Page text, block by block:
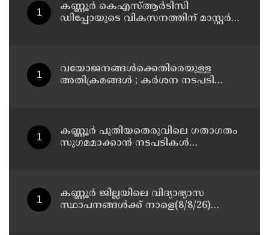
കണ്ണൂർ കെഎസ്ആർടിസി
ഡിപ്പോയുടെ വികസനത്തിന് മാസ്റ്റർ
വയോജനങ്ങൾക്കെതിരെയുള്ള
അതിക്രമങ്ങൾ ; കർശന നടപടി
കണ്ണൂർ പുതിയതെരുവിലെ ഗതാഗതം
സുഗമമാക്കാന്‍ നടപടികള്‍
കണ്ണൂർ ജില്ലയിലെ വിദ്യാഭ്യാസ
സ്ഥാപനങ്ങള്‍ക്ക് നാളെ(8/8/26)